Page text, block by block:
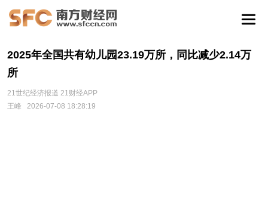
2025年全国共有幼儿园23.19万所，同比减少2.14万
所
21世纪经济报道 21财经APP
王峰
2026-07-08 18:28:19